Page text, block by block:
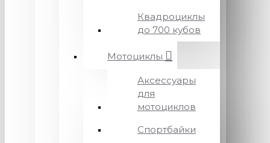
Квадроциклы
до 700 кубов
Мотоциклы
Аксессуары
для
мотоциклов
Спортбайки